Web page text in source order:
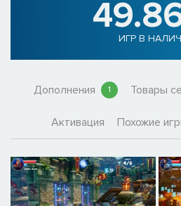
ИГР В
Дополнения 1 Товары
Активация Похожие